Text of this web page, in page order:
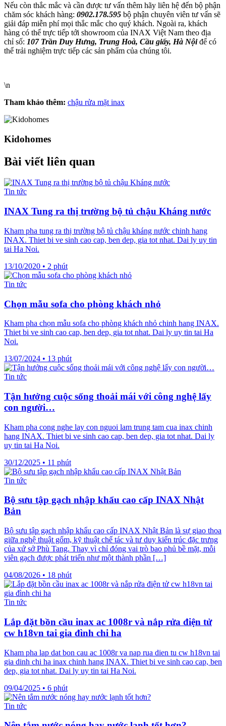
Nếu còn thắc mắc và cần được tư vấn thêm hãy liên hệ đến bộ phận
chăm sóc khách hàng: 0902.178.595 bộ phận chuyên viên tư vấn sẽ
giải đáp miễn phí mọi thắc mắc cho quý khách. Ngoài ra, khách
hàng có thể trực tiếp tới showroom của INAX Việt Nam theo địa
chỉ số: 107 Trần Duy Hưng, Trung Hoà, Cầu giấy, Hà Nộiđể có
thể trải nghiệm trực tiếp các sản phẩm của chúng tôi.
\n
Tham khảo thêm: chậu rửa mặt inax
Kidohomes
Bài viết liên quan
Tin tức
INAX Tung ra thị trường bộ tủ chậu Kháng nước
Kham pha tung ra thị trường bộ tủ chậu kháng nước chinh hang
INAX. Thiet bi ve sinh cao cap, ben dep, gia tot nhat. Dai ly uy tin
tai Ha Noi.
13/10/2020 • 2 phút
Tin tức
Chọn mẫu sofa cho phòng khách nhỏ
Kham pha chọn mẫu sofa cho phòng khách nhỏ chinh hang INAX.
Thiet bi ve sinh cao cap, ben dep, gia tot nhat. Dai ly uy tin tai Ha
Noi.
13/07/2024 • 13 phút
Tin tức
Tận hưởng cuộc sống thoải mái với công nghệ lấy
con người…
Kham pha cong nghe lay con nguoi lam trung tam cua inax chinh
hang INAX. Thiet bi ve sinh cao cap, ben dep, gia tot nhat. Dai ly
uy tin tai Ha Noi.
30/12/2025 • 11 phút
Tin tức
Bộ sưu tập gạch nhập khẩu cao cấp INAX Nhật
Bản
Bộ sưu tập gạch nhập khẩu cao cấp INAX Nhật Bản là sự giao thoa
giữa nghệ thuật gốm, kỹ thuật chế tác và tư duy kiến trúc đặc trưng
của xứ sở Phù Tang. Thay vì chỉ đóng vai trò bao phủ bề mặt, mỗi
viên gạch được phát triển như một thành phần […]
04/08/2026 • 18 phút
Tin tức
Lắp đặt bồn cầu inax ac 1008r và nắp rửa điện tử
cw h18vn tai gia đình chi ha
Kham pha lap dat bon cau ac 1008r va nap rua dien tu cw h18vn tai
gia dinh chi ha inax chinh hang INAX. Thiet bi ve sinh cao cap, ben
dep, gia tot nhat. Dai ly uy tin tai Ha Noi.
09/04/2025 • 6 phút
Tin tức